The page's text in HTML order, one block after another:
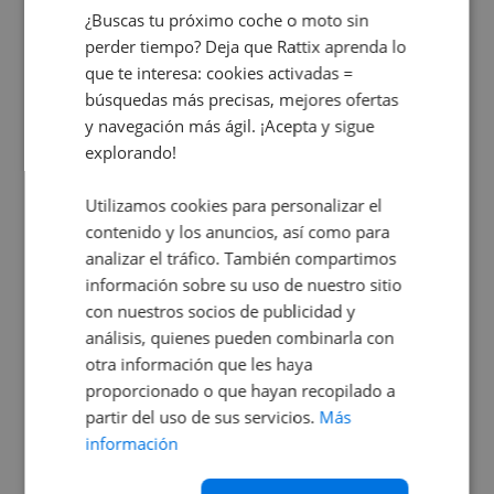
PIAGGIO Liberty 125
S 3v ie abs my25
¿Buscas tu próximo coche o moto sin
perder tiempo? Deja que Rattix aprenda lo
que te interesa: cookies activadas =
búsquedas más precisas, mejores ofertas
y navegación más ágil. ¡Acepta y sigue
explorando!
Utilizamos cookies para personalizar el
contenido y los anuncios, así como para
analizar el tráfico. También compartimos
información sobre su uso de nuestro sitio
con nuestros socios de publicidad y
análisis, quienes pueden combinarla con
otra información que les haya
proporcionado o que hayan recopilado a
partir del uso de sus servicios. Más
información